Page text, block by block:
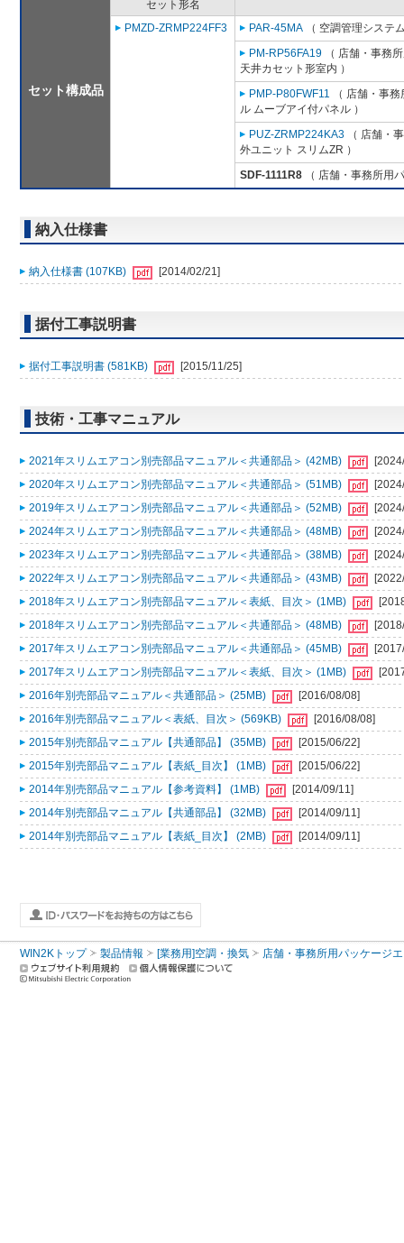
セット構成品
セット形名
PMZD-ZRMP224FF3
PAR-45MA （ 空調管理システ
PM-RP56FA19 （ 店舗・事務
天井カセット形室内 ）
PMP-P80FWF11 （ 店舗・事
ル ムーブアイ付パネル ）
PUZ-ZRMP224KA3 （ 店舗・
外ユニット スリムZR ）
SDF-1111R8 （ 店舗・事務所用
納入仕様書
納入仕様書 (107KB) [2014/02/21]
据付工事説明書
据付工事説明書 (581KB) [2015/11/25]
技術・工事マニュアル
2021年スリムエアコン別売部品マニュアル＜共通部品＞ (42MB)
2020年スリムエアコン別売部品マニュアル＜共通部品＞ (51MB)
2019年スリムエアコン別売部品マニュアル＜共通部品＞ (52MB)
2024年スリムエアコン別売部品マニュアル＜共通部品＞ (48MB)
2023年スリムエアコン別売部品マニュアル＜共通部品＞ (38MB)
2022年スリムエアコン別売部品マニュアル＜共通部品＞ (43MB)
2018年スリムエアコン別売部品マニュアル＜表紙、目次＞ (1MB)
2018年スリムエアコン別売部品マニュアル＜共通部品＞ (48MB)
2017年スリムエアコン別売部品マニュアル＜共通部品＞ (45MB)
2017年スリムエアコン別売部品マニュアル＜表紙、目次＞ (1MB)
2016年別売部品マニュアル＜共通部品＞ (25MB)
[2016/08/08]
2016年別売部品マニュアル＜表紙、目次＞ (569KB)
[2016/08/08]
2015年別売部品マニュアル【共通部品】 (35MB)
[2015/06/22]
2015年別売部品マニュアル【表紙_目次】 (1MB)
[2015/06/22]
2014年別売部品マニュアル【参考資料】 (1MB)
[2014/09/11]
2014年別売部品マニュアル【共通部品】 (32MB)
[2014/09/11]
2014年別売部品マニュアル【表紙_目次】 (2MB)
[2014/09/11]
WIN2Kトップ 製品情報 [業務用]空調・換気 店舗・事務所用パッケージ